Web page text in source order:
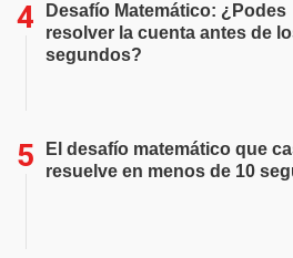
Desafío Matemático: ¿Podes
resolver la cuenta antes de
segundos?
El desafío matemático que
resuelve en menos de 10